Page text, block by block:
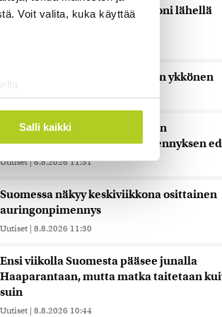
Voit valita, kuka käyttää
. Voit muuttaa
alan
tietoja muihin tietoihin, joita
siirtää ulkomaille.
Salli kaikki
Bulgariassa on räjähtänyt drooni lähellä
HS: Kaikkonen puoluejohtajien ykkönen
Uutiset | 8.8.2026 13:09
Ursa on myynyt ennätysmäärän
pimennyslaseja auringonpimennyksen
Uutiset | 8.8.2026 11:31
Suomessa näkyy keskiviikkona osittainen
auringonpimennys
Uutiset | 8.8.2026 11:30
Ensi viikolla Suomesta pääsee junalla
Haaparantaan, mutta matka taitetaan
suin
Uutiset | 8.8.2026 10:44